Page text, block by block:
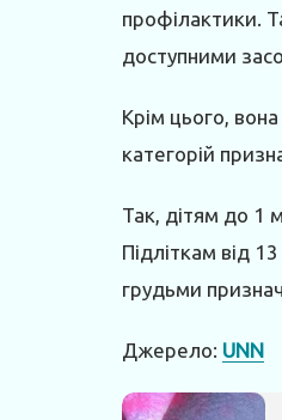
профілактики.
доступними
Крім цього,
категорій
Так, дітям до 1
Підліткам від
грудьми
Джерело: UNN